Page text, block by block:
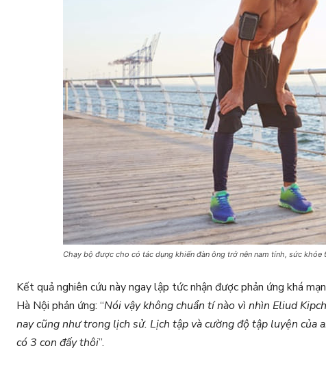
Chạy bộ được cho có tác dụng khiến đàn ông trở nên nam tính, sức khỏe
Kết quả nghiên cứu này ngay lập tức nhận được phản ứng khá
Hà Nội phản ứng: “Nói vậy không chuẩn tí nào vì nhìn Eliud
nay cũng như trong lịch sử. Lịch tập và cường độ tập luyện của
có 3 con đấy thôi”.